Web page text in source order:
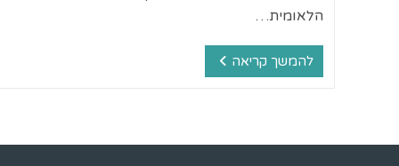
הלאומית…
להמשך קריאה